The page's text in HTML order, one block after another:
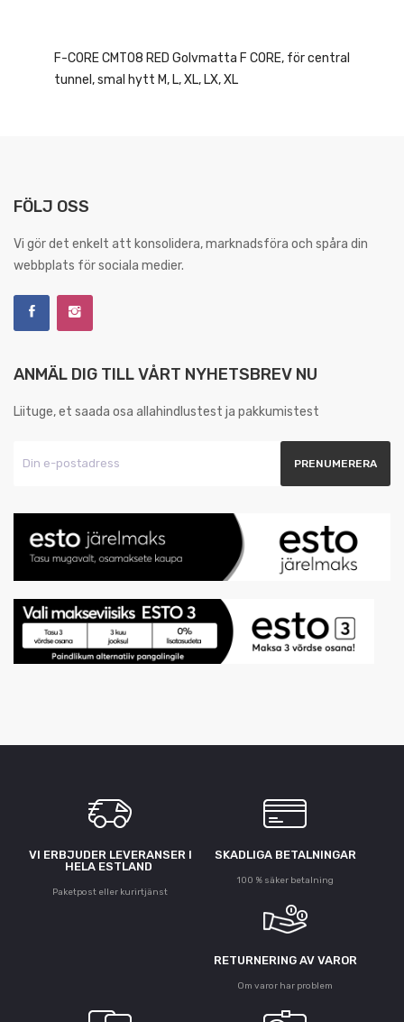
F-CORE CMT08 RED Golvmatta F CORE, för central
tunnel, smal hytt M, L, XL, LX, XL
FÖLJ OSS
Vi gör det enkelt att konsolidera, marknadsföra och spåra din
webbplats för sociala medier.
ANMÄL DIG TILL VÅRT NYHETSBREV NU
Liituge, et saada osa allahindlustest ja pakkumistest
VI ERBJUDER LEVERANSER I
HELA ESTLAND
Paketpost eller kurirtjänst
SKADLIGA BETALNINGAR
100 % säker betalning
RETURNERING AV VAROR
Om varor har problem